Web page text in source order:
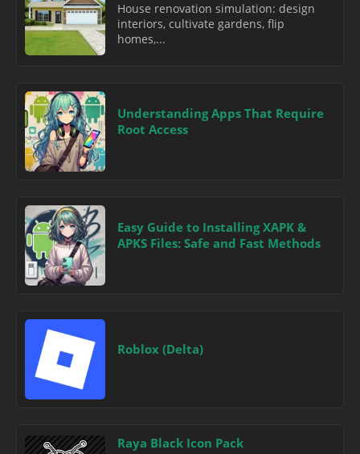
House renovation simulation: design
interiors, cultivate gardens, flip
homes,...
Understanding Apps That Require
Root Access
Easy Guide to Installing XAPK &
APKS Files: Safe and Fast Methods
Roblox (Delta)
Raya Black Icon Pack